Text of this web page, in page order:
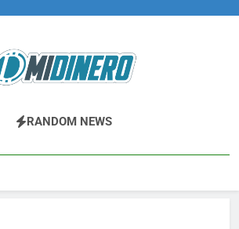
Midinero.co
Criptomonedas
RANDOM NEWS